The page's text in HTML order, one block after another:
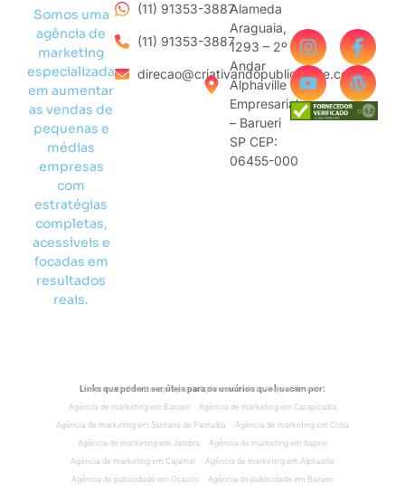
Somos uma
agência de
marketing
especializada
em aumentar
as vendas de
pequenas e
médias
empresas
com
estratégias
completas,
acessíveis e
focadas em
resultados
reais.
(11) 91353-3887
(11) 91353-3887
direcao@criativandopublicidade.com
Alameda
Araguaia,
1293 – 2º
Andar
Alphaville
Empresarial
– Barueri
SP CEP:
06455-000
Links que podem ser úteis para os usuários que buscam por:
Empresa de Marketing Digital
Agência de marketing em Osasco
Agência de marketing em Barueri
Agência de marketing em Carapicuiba
Agência de marketing em Santana de Parnaíba
Agência de marketing em Cotia
Agência de marketing em Jandira
Agência de marketing em Itapevi
Agência de marketing em Cajamar
Agência de marketing em Alphaville
Agência de publicidade em Osasco
Agência de publicidade em Barueri